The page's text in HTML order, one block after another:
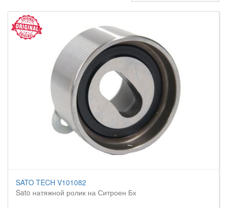
SATO TECH V101082
Sato натяжной ролик на Ситроен Бх